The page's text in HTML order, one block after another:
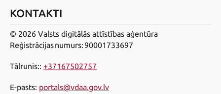
KONTAKTI
© 2026 Valsts digitālās attīstības aģentūra
Reģistrācijas numurs: 90001733697
Tālrunis:: +37167502757
E-pasts: portals@vdaa.gov.lv